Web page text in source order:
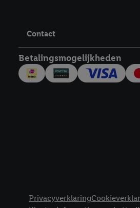
Contact
Betalingsmogelijkheden
Privacyverklaring